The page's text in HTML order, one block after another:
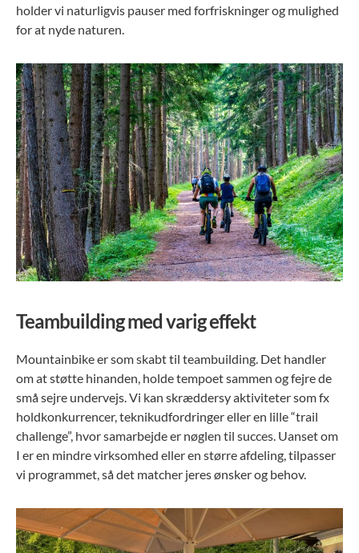
holder vi naturligvis pauser med forfriskninger og mulighed
for at nyde naturen.
Teambuilding med varig effekt
Mountainbike er som skabt til teambuilding. Det handler
om at støtte hinanden, holde tempoet sammen og fejre de
små sejre undervejs. Vi kan skræddersy aktiviteter som fx
holdkonkurrencer, teknikudfordringer eller en lille “trail
challenge”, hvor samarbejde er nøglen til succes. Uanset om
I er en mindre virksomhed eller en større afdeling, tilpasser
vi programmet, så det matcher jeres ønsker og behov.